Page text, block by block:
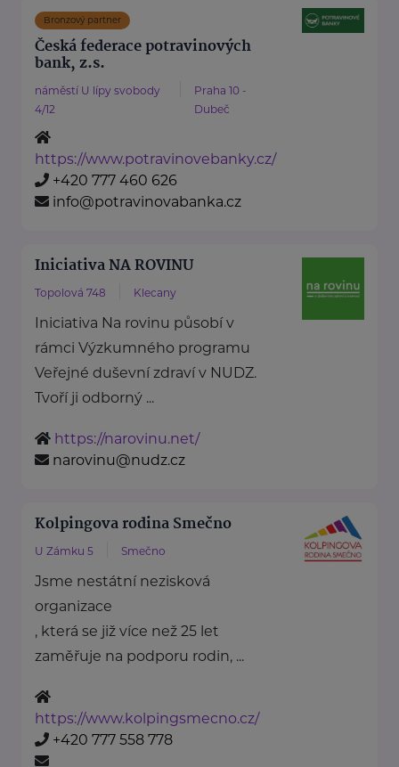
Bronzový partner
Česká federace potravinových
bank, z.s.
náměstí U lípy svobody
4/12
Praha 10 -
Dubeč
https://www.potravinovebanky.cz/
+420 777 460 626
info@potravinovabanka.cz
Iniciativa NA ROVINU
Topolová 748 Klecany
Iniciativa Na rovinu působí v
rámci Výzkumného programu
Veřejné duševní zdraví v NUDZ.
Tvoří ji odborný ...
https://narovinu.net/
narovinu@nudz.cz
Kolpingova rodina Smečno
U Zámku 5 Smečno
Jsme nestátní nezisková
organizace
, která se již více než 25 let
zaměřuje na podporu rodin, ...
https://www.kolpingsmecno.cz/
+420 777 558 778